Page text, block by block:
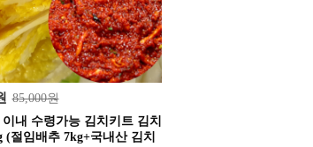
85,000원
이내 수령가능 김치키트 김치
(절임배추 7kg+국내산 김치